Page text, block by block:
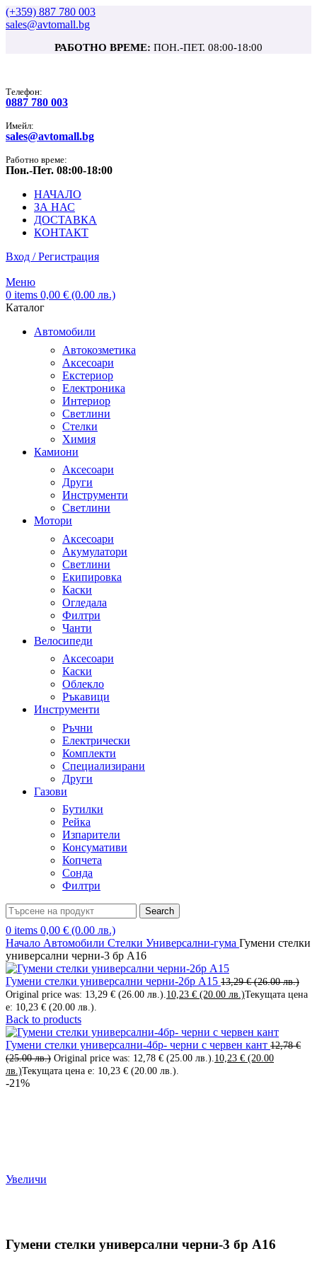
(+359) 887 780 003
sales@avtomall.bg
РАБОТНО ВРЕМЕ: ПОН.-ПЕТ. 08:00-18:00
Tелефон:
0887 780 003
Имейл:
sales@avtomall.bg
Работно време:
Пон.-Пет. 08:00-18:00
НАЧАЛО
ЗА НАС
ДОСТАВКА
КОНТАКТ
Вход / Регистрация
Меню
0 items 0,00 € (0.00 лв.)
Каталог
Автомобили
Автокозметика
Аксесоари
Екстериор
Електроника
Интериор
Светлини
Стелки
Химия
Камиони
Аксесоари
Други
Инструменти
Светлини
Мотори
Аксесоари
Акумулатори
Светлини
Екипировка
Каски
Огледала
Филтри
Чанти
Велосипеди
Аксесоари
Каски
Облекло
Ръкавици
Инструменти
Ръчни
Електрически
Комплекти
Специализирани
Други
Газови
Бутилки
Рейка
Изпарители
Консумативи
Копчета
Сонда
Филтри
Search
0 items 0,00 € (0.00 лв.)
Начало Автомобили Стелки Универсални-гума Гумени стелки
универсални черни-3 бр А16
Гумени стелки универсални черни-2бр А15 13,29€ (26.00 лв.)
Original price was: 13,29 € (26.00 лв.). 10,23 € (20.00 лв.)Текущата цена
е: 10,23 € (20.00 лв.).
Back to products
Гумени стелки универсални-4бр- черни с червен кант 12,78€
(25.00 лв.) Original price was: 12,78 € (25.00 лв.). 10,23 € (20.00
лв.)Текущата цена е: 10,23 € (20.00 лв.).
-21%
Увеличи
Гумени стелки универсални черни-3 бр А16